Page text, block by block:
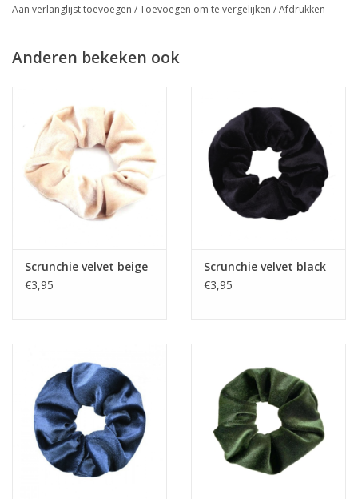
GRATIS verzending vanaf €50,- (NL)
★ Werkdagen voor 17:00 uur besteld = zelfde dag verzonden
Aan verlanglijst toevoegen /Toevoegen om te vergelijken /Afdrukken
Anderen bekeken ook
Scrunchie velvet beige
€3,95
Scrunchie velvet black
€3,95